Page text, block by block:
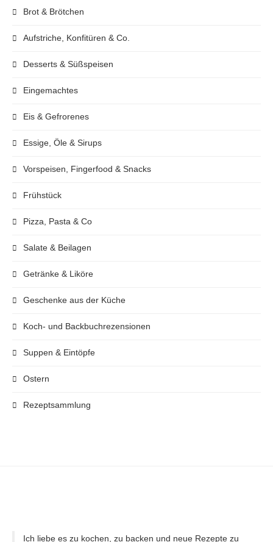
Brot & Brötchen
Aufstriche, Konfitüren & Co.
Desserts & Süßspeisen
Eingemachtes
Eis & Gefrorenes
Essige, Öle & Sirups
Vorspeisen, Fingerfood & Snacks
Frühstück
Pizza, Pasta & Co
Salate & Beilagen
Getränke & Liköre
Geschenke aus der Küche
Koch- und Backbuchrezensionen
Suppen & Eintöpfe
Ostern
Rezeptsammlung
Ich liebe es zu kochen, zu backen und neue Rezepte zu